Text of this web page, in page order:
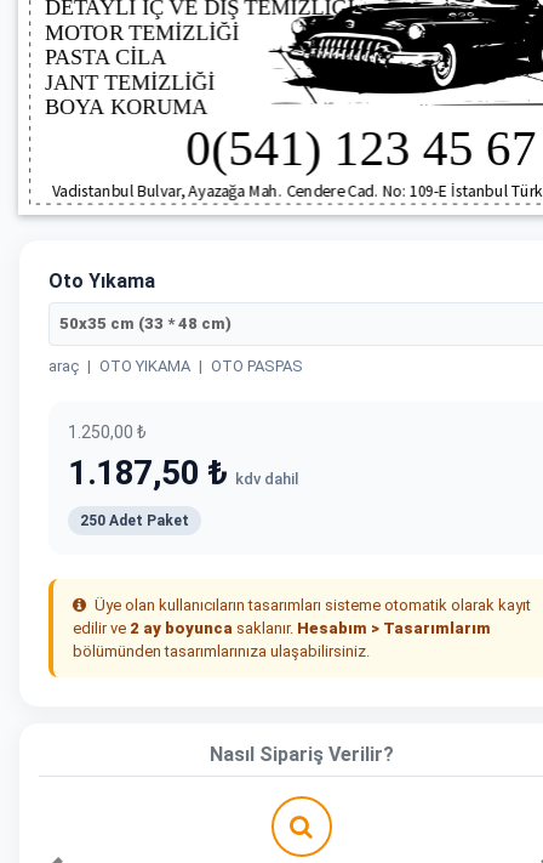
Oto Yıkama
50x35 cm (33 * 48 cm)
araç | OTO YIKAMA | OTO PASPAS
1.250,00 ₺
1.187,50 ₺ kdv dahil
250 Adet Paket
Üye olan kullanıcıların tasarımları sisteme otomatik olarak kayıt
edilir ve 2 ay boyunca saklanır. Hesabım > Tasarımlarım
bölümünden tasarımlarınıza ulaşabilirsiniz.
Nasıl Sipariş Verilir?